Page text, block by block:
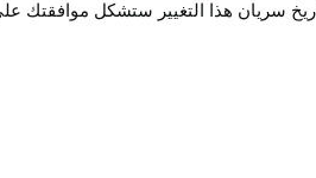
سريان هذا التغيير ستشكل موافقتك